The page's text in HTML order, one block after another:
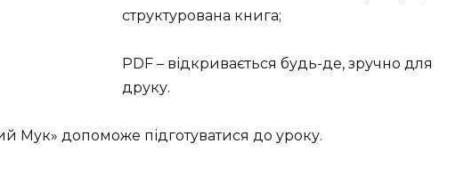
структурована книга;
PDF – відкривається будь-де, зручно для
друку.
Мук» допоможе підготуватися до уроку.